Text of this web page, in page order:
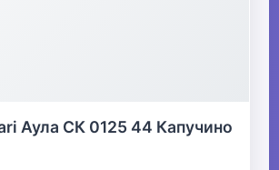
Аула СК 0125 44 Капучино